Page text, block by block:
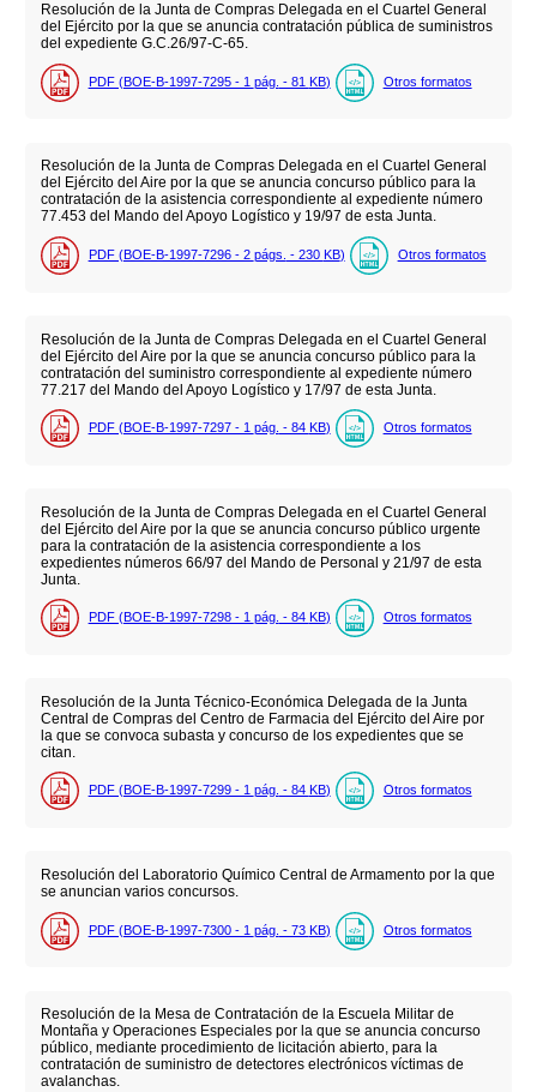
Resolución de la Junta de Compras Delegada en el Cuartel General
del Ejército por la que se anuncia contratación pública de suministros
del expediente G.C.26/97-C-65.
PDF (BOE-B-1997-7295 - 1 pág. - 81 KB) Otros formatos
Resolución de la Junta de Compras Delegada en el Cuartel General
del Ejército del Aire por la que se anuncia concurso público para la
contratación de la asistencia correspondiente al expediente número
77.453 del Mando del Apoyo Logístico y 19/97 de esta Junta.
PDF (BOE-B-1997-7296 - 2 págs. - 230 KB) Otros formatos
Resolución de la Junta de Compras Delegada en el Cuartel General
del Ejército del Aire por la que se anuncia concurso público para la
contratación del suministro correspondiente al expediente número
77.217 del Mando del Apoyo Logístico y 17/97 de esta Junta.
PDF (BOE-B-1997-7297 - 1 pág. - 84 KB) Otros formatos
Resolución de la Junta de Compras Delegada en el Cuartel General
del Ejército del Aire por la que se anuncia concurso público urgente
para la contratación de la asistencia correspondiente a los
expedientes números 66/97 del Mando de Personal y 21/97 de esta
Junta.
PDF (BOE-B-1997-7298 - 1 pág. - 84 KB) Otros formatos
Resolución de la Junta Técnico-Económica Delegada de la Junta
Central de Compras del Centro de Farmacia del Ejército del Aire por
la que se convoca subasta y concurso de los expedientes que se
citan.
PDF (BOE-B-1997-7299 - 1 pág. - 84 KB) Otros formatos
Resolución del Laboratorio Químico Central de Armamento por la que
se anuncian varios concursos.
PDF (BOE-B-1997-7300 - 1 pág. - 73 KB) Otros formatos
Resolución de la Mesa de Contratación de la Escuela Militar de
Montaña y Operaciones Especiales por la que se anuncia concurso
público, mediante procedimiento de licitación abierto, para la
contratación de suministro de detectores electrónicos víctimas de
avalanchas.